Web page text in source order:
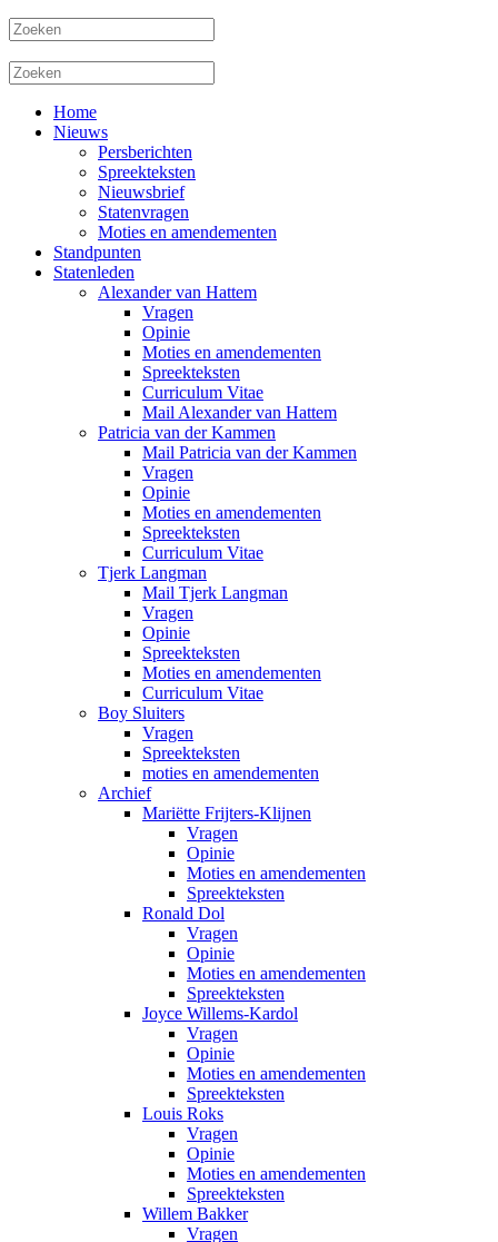
Home
Nieuws
Persberichten
Spreekteksten
Nieuwsbrief
Statenvragen
Moties en amendementen
Standpunten
Statenleden
Alexander van Hattem
Vragen
Opinie
Moties en amendementen
Spreekteksten
Curriculum Vitae
Mail Alexander van Hattem
Patricia van der Kammen
Mail Patricia van der Kammen
Vragen
Opinie
Moties en amendementen
Spreekteksten
Curriculum Vitae
Tjerk Langman
Mail Tjerk Langman
Vragen
Opinie
Spreekteksten
Moties en amendementen
Curriculum Vitae
Boy Sluiters
Vragen
Spreekteksten
moties en amendementen
Archief
Mariëtte Frijters-Klijnen
Vragen
Opinie
Moties en amendementen
Spreekteksten
Ronald Dol
Vragen
Opinie
Moties en amendementen
Spreekteksten
Joyce Willems-Kardol
Vragen
Opinie
Moties en amendementen
Spreekteksten
Louis Roks
Vragen
Opinie
Moties en amendementen
Spreekteksten
Willem Bakker
Vragen